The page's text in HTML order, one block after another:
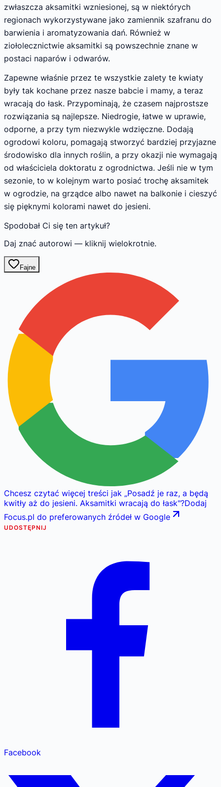
zwłaszcza aksamitki wzniesionej, są w niektórych
regionach wykorzystywane jako zamiennik szafranu do
barwienia i aromatyzowania dań. Również w
ziołolecznictwie aksamitki są powszechnie znane w
postaci naparów i odwarów.
Zapewne właśnie przez te wszystkie zalety te kwiaty
były tak kochane przez nasze babcie i mamy, a teraz
wracają do łask. Przypominają, że czasem najprostsze
rozwiązania są najlepsze. Niedrogie, łatwe w uprawie,
odporne, a przy tym niezwykle wdzięczne. Dodają
ogrodowi koloru, pomagają stworzyć bardziej przyjazne
środowisko dla innych roślin, a przy okazji nie wymagają
od właściciela doktoratu z ogrodnictwa. Jeśli nie w tym
sezonie, to w kolejnym warto posiać trochę aksamitek
w ogrodzie, na grządce albo nawet na balkonie i cieszyć
się pięknymi kolorami nawet do jesieni.
Spodobał Ci się ten artykuł?
Daj znać autorowi — kliknij wielokrotnie.
Fajne
Chcesz czytać więcej treści jak „Posadź je raz, a będą
kwitły aż do jesieni. Aksamitki wracają do łask"?Dodaj
Focus.pl do preferowanych źródeł w Google
UDOSTĘPNIJ
Facebook